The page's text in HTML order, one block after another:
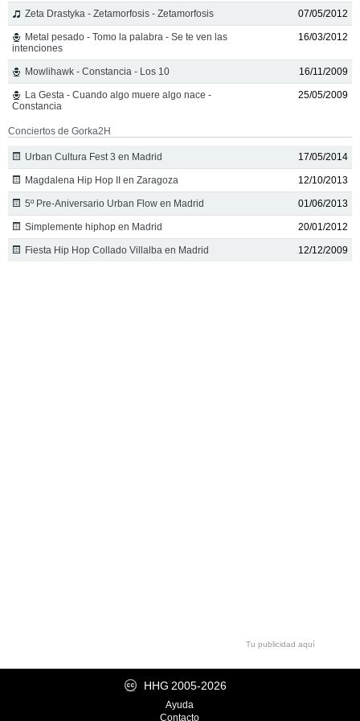
Zeta Drastyka - Zetamorfosis - Zetamorfosis 07/05/2012
Metal pesado - Tomo la palabra - Se te ven las
intenciones
16/03/2012
Mowlihawk - Constancia - Los 10 16/11/2009
La Gesta - Cuando algo muere algo nace -
Constancia
25/05/2009
Conciertos de Gorka2H
Urban Cultura Fest 3 en Madrid 17/05/2014
Magdalena Hip Hop II en Zaragoza 12/10/2013
5º Pre-Aniversario Urban Flow en Madrid 01/06/2013
Simplemente hiphop en Madrid 20/01/2012
Fiesta Hip Hop Collado Villalba en Madrid 12/12/2009
Tu publicidad aquí
HHG 2005-2026
Ayuda
Contacto